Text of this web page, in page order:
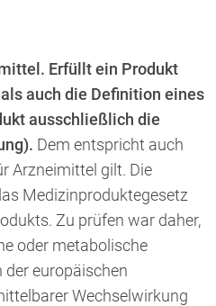
Erfüllt ein Produkt
auch die Definition eines
ausschließlich die
Dem entspricht auch
Arzneimittel gilt. Die
Medizinproduktegesetz
Zu prüfen war daher,
oder metabolische
europäischen
Wechselwirkung